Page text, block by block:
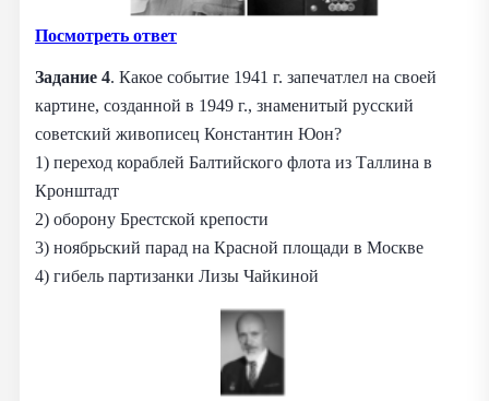
Посмотреть ответ
Задание 4. Какое событие 1941 г. запечатлел на своей
картине, созданной в 1949 г., знаменитый русский
советский живописец Константин Юон?
1) переход кораблей Балтийского флота из Таллина в
Кронштадт
2) оборону Брестской крепости
3) ноябрьский парад на Красной площади в Москве
4) гибель партизанки Лизы Чайкиной